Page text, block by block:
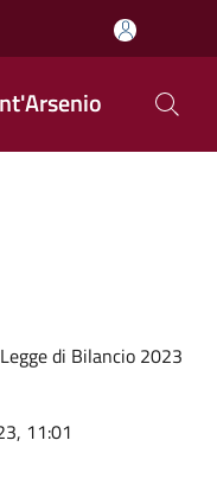
di Bilancio 2023
11:01